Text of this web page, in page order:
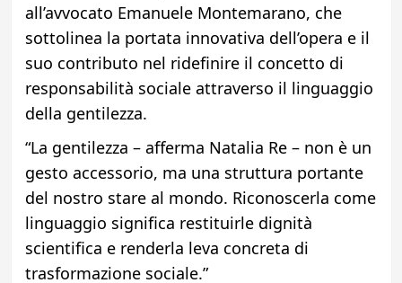
all’avvocato Emanuele Montemarano, che
sottolinea la portata innovativa dell’opera e il
suo contributo nel ridefinire il concetto di
responsabilità sociale attraverso il linguaggio
della gentilezza.
“La gentilezza – afferma Natalia Re – non è un
gesto accessorio, ma una struttura portante
del nostro stare al mondo. Riconoscerla come
linguaggio significa restituirle dignità
scientifica e renderla leva concreta di
trasformazione sociale.”